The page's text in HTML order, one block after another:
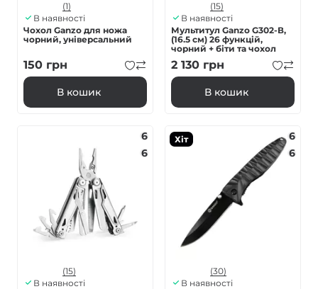
(1)
В наявності
Чохол Ganzo для ножа
чорний, універсальний
150 грн
В кошик
(15)
В наявності
Мультитул Ganzo G302-В,
(16.5 см) 26 функцій,
чорний + біти та чохол
2 130 грн
В кошик
6
6
(15)
В наявності
Хіт
6
6
(30)
В наявності